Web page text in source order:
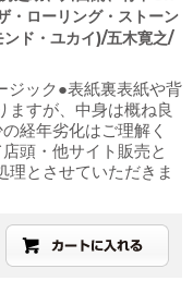
・ローリング・ストーン
ド・ユカイ)/五木寛之/
ジック●表紙裏表紙や背
ますが、中身は概ね良
経年劣化はご理解く
頭・他サイト販売と
理とさせていただきま